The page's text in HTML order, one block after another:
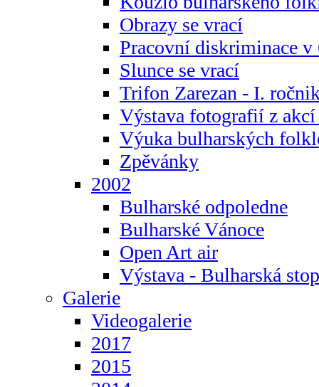
Obrazy se vrací
Pracovní diskriminace
Slunce se vrací
Trifon Zarezan - I.
Výstava fotografií z akcí
Výuka bulharských
Zpěvánky
2002
Bulharské odpoledne
Bulharské Vánoce
Open Art air
Výstava - Bulharská
Galerie
Videogalerie
2017
2015